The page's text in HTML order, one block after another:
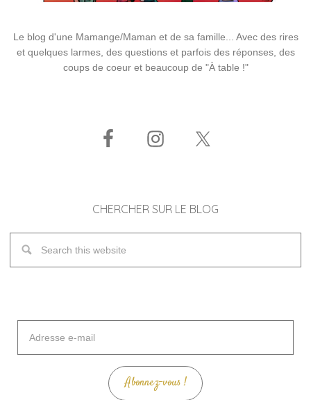
Le blog d'une Mamange/Maman et de sa famille... Avec des rires
et quelques larmes, des questions et parfois des réponses, des
coups de coeur et beaucoup de "À table !"
CHERCHER SUR LE BLOG
mail
Abonnez-vous !